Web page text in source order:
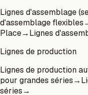
Lignes d'assemblage
d'assemblage flexibles
Place→Lignes
Lignes de production
Lignes de production
pour grandes séries→
séries→